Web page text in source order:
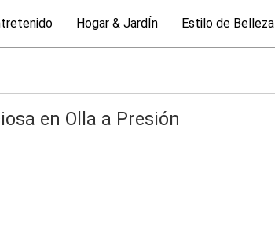
Hogar & JardÍn Estilo de Belleza
en Olla a Presión